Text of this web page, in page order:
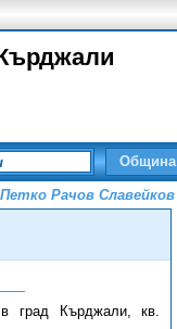
Община
Рачов Славейков
град Кърджали, кв.